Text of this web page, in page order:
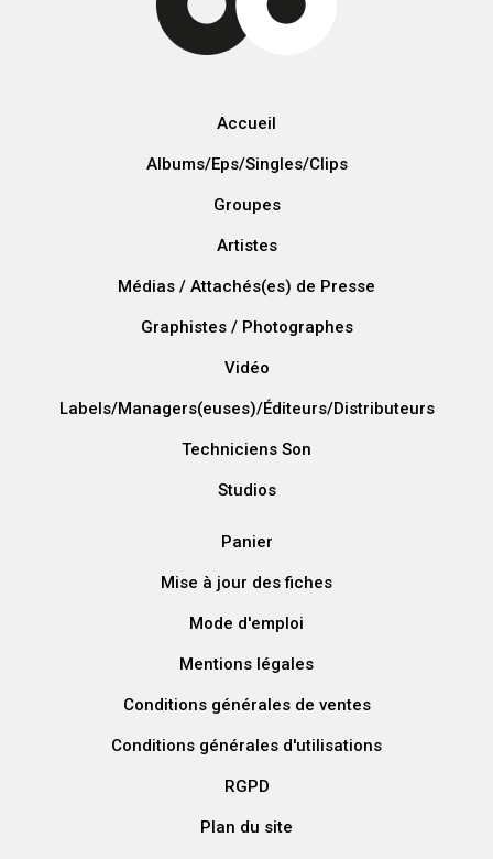
Accueil
Albums/Eps/Singles/Clips
Groupes
Artistes
Médias / Attachés(es) de Presse
Graphistes / Photographes
Vidéo
Labels/Managers(euses)/Éditeurs/Distributeurs
Techniciens Son
Studios
Panier
Mise à jour des fiches
Mode d'emploi
Mentions légales
Conditions générales de ventes
Conditions générales d'utilisations
RGPD
Plan du site